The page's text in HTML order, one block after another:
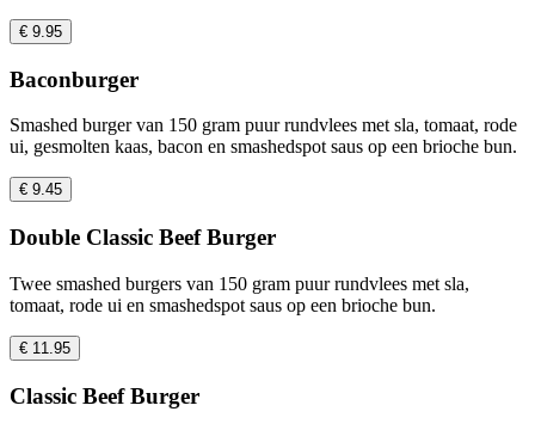
€ 9.95
Baconburger
Smashed burger van 150 gram puur rundvlees met sla, tomaat, rode
ui, gesmolten kaas, bacon en smashedspot saus op een brioche bun.
€ 9.45
Double Classic Beef Burger
Twee smashed burgers van 150 gram puur rundvlees met sla,
tomaat, rode ui en smashedspot saus op een brioche bun.
€ 11.95
Classic Beef Burger